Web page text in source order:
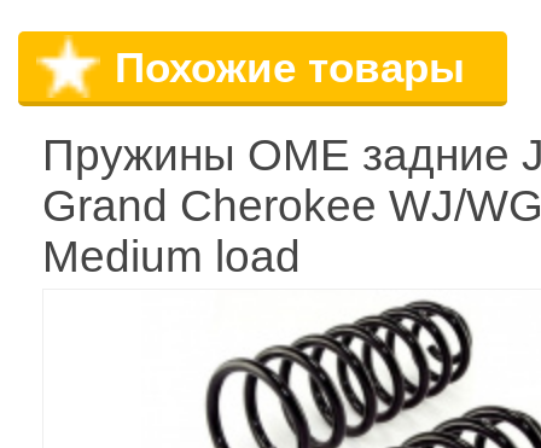
Похожие товары
Пружины OME задние
Grand Cherokee WJ/
Medium load